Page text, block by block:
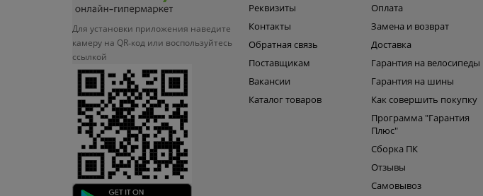
Для установки приложения наведите
камеру на QR‑код или воспользуйтесь
ссылкой
Реквизиты
Контакты
Обратная связь
Поставщикам
Вакансии
Каталог товаров
Оплата
Замена и возврат
Доставка
Гарантия на велосипеды
Гарантия на шины
Как совершить покупку
Программа "Гарантия
Плюс"
Сборка ПК
Отзывы
Самовывоз